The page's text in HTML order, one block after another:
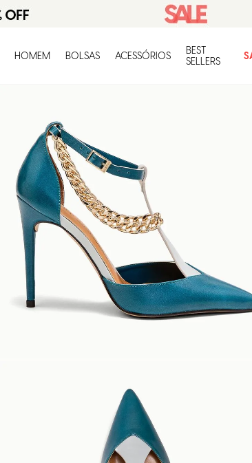
HOMEM BOLSAS ACESSÓRIOS
BEST
SELLERS